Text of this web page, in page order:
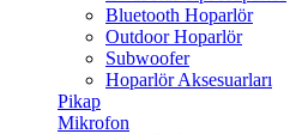
Bluetooth Hoparlör
Outdoor Hoparlör
Subwoofer
Hoparlör Aksesuarları
Pikap
Mikrofon